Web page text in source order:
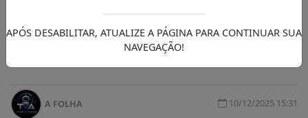
Paraná
A FOLHA 10/12/2025 15:31
APÓS DESABILITAR, ATUALIZE A PÁGINA PARA CONTINUAR SUA
NAVEGAÇÃO!